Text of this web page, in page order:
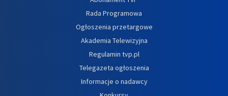
Rada Programowa
Ogłoszenia przetargowe
Akademia Telewizyjna
Regulamin tvp.pl
Telegazeta ogłoszenia
Informacje o nadawcy